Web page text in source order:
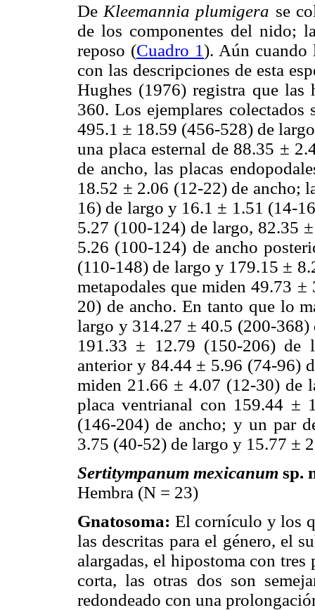
De Kleemannia plumigera se
de los componentes del nido;
reposo (Cuadro 1). Aún cuando
con las descripciones de esta
Hughes (1976) registra que las
360. Los ejemplares colectados
495.1 ± 18.59 (456-528) de
una placa esternal de 88.35 ±
de ancho, las placas
18.52 ± 2.06 (12-22) de ancho;
16) de largo y 16.1 ± 1.51 (14-
5.27 (100-124) de largo, 82.35
5.26 (100-124) de ancho
(110-148) de largo y 179.15 ±
metapodales que miden 49.73
20) de ancho. En tanto que lo
largo y 314.27 ± 40.5 (200-368)
191.33 ± 12.79 (150-206)
anterior y 84.44 ± 5.96 (74-96)
miden 21.66 ± 4.07 (12-30) de
placa ventrianal con 159.44 ±
(146-204) de ancho; y un par
3.75 (40-52) de largo y 15.77 ±
Sertitympanum mexicanum sp.
Hembra (N = 23)
Gnatosoma: El cornículo y los
las descritas para el género, el
alargadas, el hipostoma con tres
corta, las otras dos son
redondeado con una